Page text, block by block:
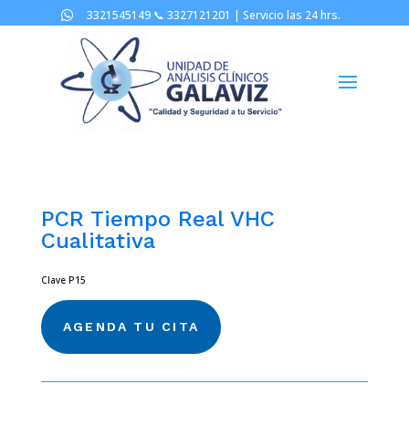
 3321545149 📞 3327121201 | Servicio las 24 hrs.
PCR Tiempo Real VHC
Cualitativa
Clave P15
AGENDA TU CITA